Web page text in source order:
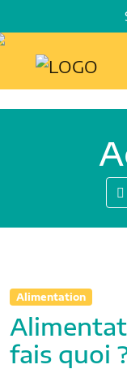
Alimentation
fais quoi